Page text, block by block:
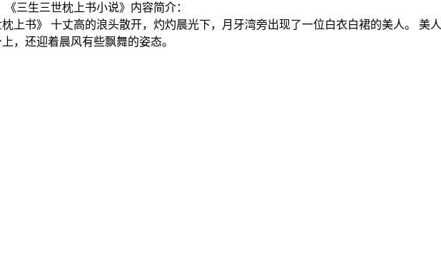
《三生三世枕上书小说》内容简介：
上书》 十丈高的浪头散开，灼灼晨光下，月牙湾旁出现了一位白衣白裙的美人。 美
，还迎着晨风有些飘舞的姿态。